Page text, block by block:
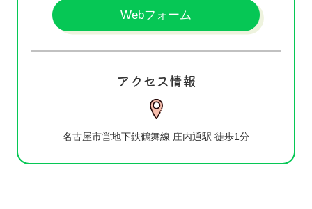
Webフォーム
アクセス情報
名古屋市営地下鉄鶴舞線 庄内通駅 徒歩1分